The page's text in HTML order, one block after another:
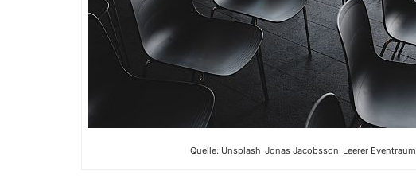
Quelle: Unsplash_Jonas Jacobsson_Leerer Eventraum